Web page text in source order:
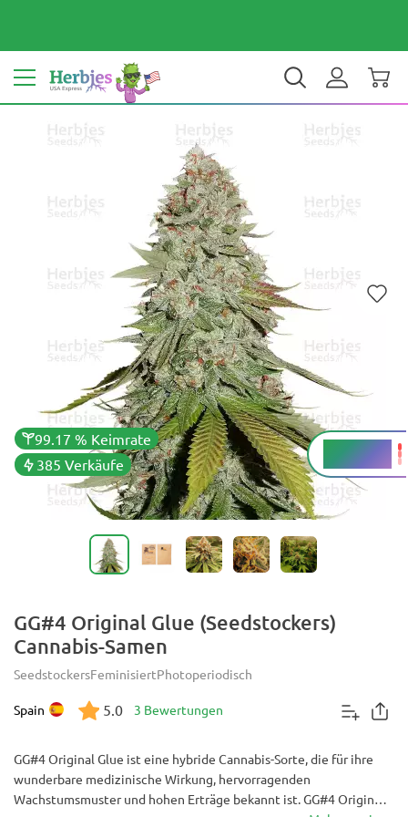
Dein Land: Vereinigte Staaten $ USD DE
99.17 % Keimrate
385 Verkäufe
23 - 26 %
THC
GG#4 Original Glue (Seedstockers)
Cannabis-Samen
SeedstockersFeminisiertPhotoperiodisch
Spain 5.0 3 Bewertungen
GG#4 Original Glue ist eine hybride Cannabis-Sorte, die für ihre
wunderbare medizinische Wirkung, hervorragenden
Wachstumsmuster und hohen Erträge bekannt ist. GG#4 Original